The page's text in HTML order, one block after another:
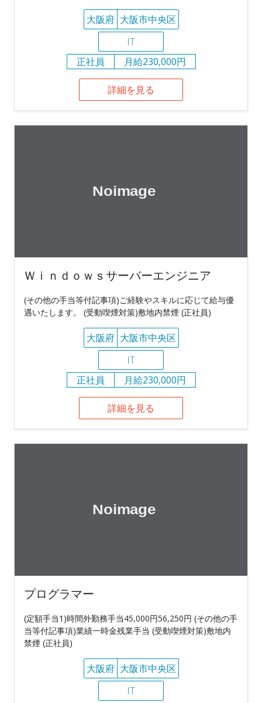
大阪府 大阪市中央区
IT
正社員
月給230,000円
詳細を見る
Ｗｉｎｄｏｗｓサーバーエンジニア
(その他の手当等付記事項)ご経験やスキルに応じて給与優
遇いたします。 (受動喫煙対策)敷地内禁煙 (正社員)
大阪府 大阪市中央区
IT
正社員
月給230,000円
詳細を見る
プログラマー
(定額手当1)時間外勤務手当45,000円56,250円 (その他の手
当等付記事項)業績一時金残業手当 (受動喫煙対策)敷地内
禁煙 (正社員)
大阪府 大阪市中央区
IT